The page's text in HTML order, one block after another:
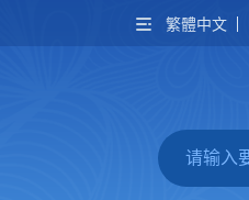
繁體中文